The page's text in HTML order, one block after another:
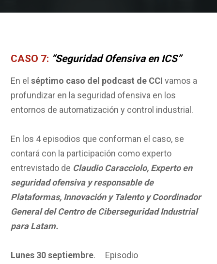
CASO 7: “Seguridad Ofensiva en ICS”
En elséptimo caso del podcast de CCI vamos a
profundizar en la seguridad ofensiva en los
entornos de automatización y control industrial.
En los 4 episodios que conforman el caso, se
contará con la participación como experto
entrevistado de Claudio Caracciolo, Experto en
seguridad ofensiva y responsable de
Plataformas, Innovación y Talento y Coordinador
General del Centro de Ciberseguridad Industrial
para Latam.
Lunes 30 septiembre. Episodio